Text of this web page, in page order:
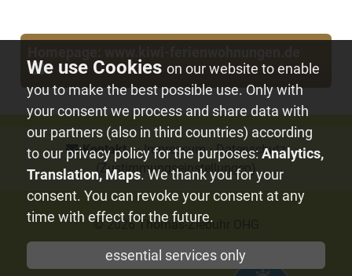
KIWI Ferienwohnungen am Dreier See
17214 Alt Schwerin
Telefon- /Faxnummeranzeigen
KIWI Ferienwohnungen kontaktieren
© 2026Thomas-Ziebuhr OHG
Kontakt ⋅ ⋅ Impressum ⋅ Datenschutz
(Zustimmungseinstellungen)
on our website to enable
you to make the best possible use. Only with
your consent we process and share data with
our partners (also in third countries) according
to our privacy policy for the purposes:Analytics,
Translation, Maps. We thank you for your
consent. You can revoke your consent at any
time with effect for the future.
essential services only